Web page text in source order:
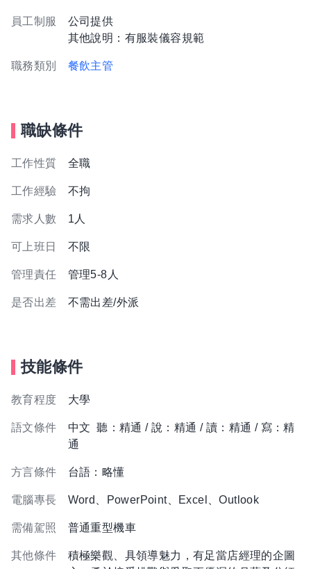
員工制服
公司提供
其他說明：有服裝儀容規範
職務類別 餐飲主管
職缺條件
工作性質 全職
工作經驗 不拘
需求人數 1人
可上班日 不限
管理責任 管理5-8人
是否出差 不需出差/外派
技能條件
教育程度 大學
語文條件
中文 聽：精通 / 說：精通 / 讀：精通 / 寫：精
通
方言條件 台語：略懂
電腦專長 Word、PowerPoint、Excel、Outlook
需備駕照 普通重型機車
其他條件
積極樂觀、具領導魅力，有足當店經理的企圖